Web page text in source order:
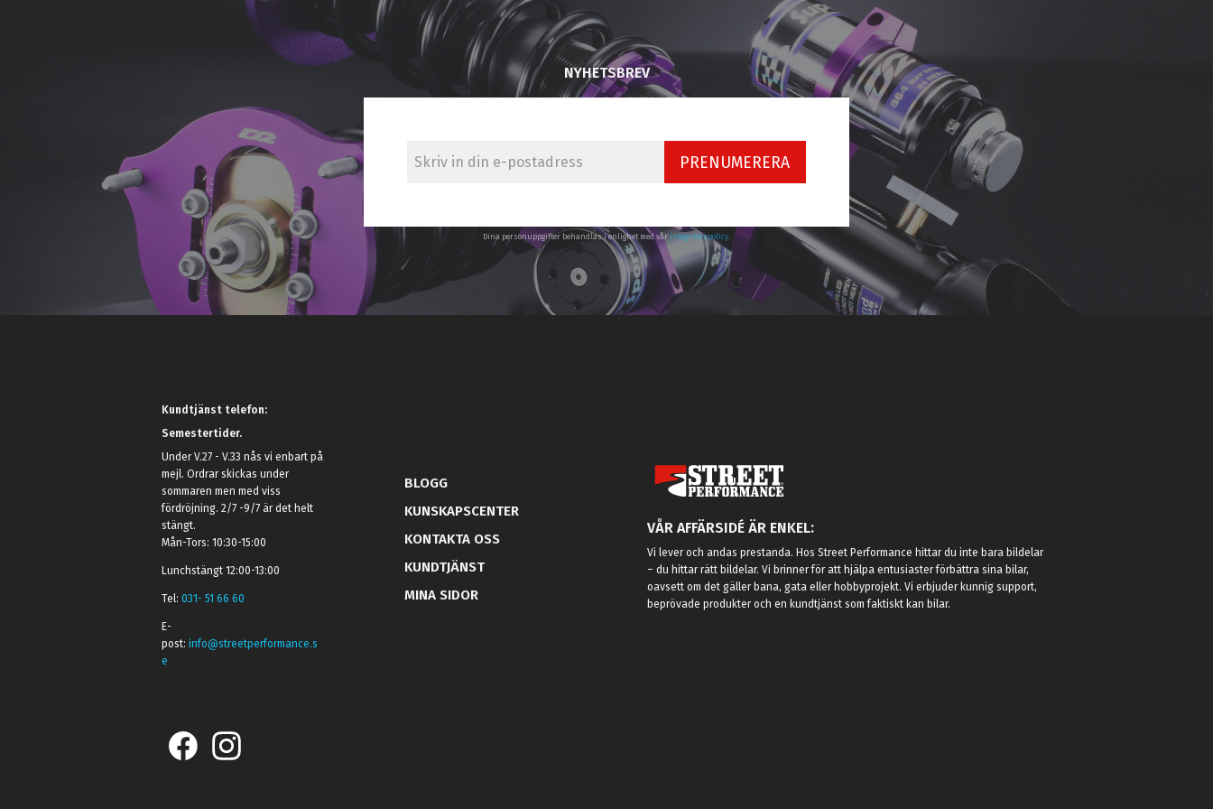
NYHETSBREV
PRENUMERERA
Dina personuppgifter behandlas i enlighet med vår integritetspolicy
Kundtjänst telefon:
Semestertider.
Under V.27 - V.33 nås vi enbart på
mejl. Ordrar skickas under
sommaren men med viss
fördröjning. 2/7 -9/7 är det helt
stängt.
Mån-Tors: 10:30-15:00
Lunchstängt 12:00-13:00
Tel:031- 51 66 60
E-
post:info@streetperformance.s
e
BLOGG
KUNSKAPSCENTER
KONTAKTA OSS
KUNDTJÄNST
MINA SIDOR
VÅR AFFÄRSIDÉ ÄR ENKEL:
Vi lever och andas prestanda. Hos Street Performance hittar du inte bara bildelar
– du hittar rätt bildelar. Vi brinner för att hjälpa entusiaster förbättra sina bilar,
oavsett om det gäller bana, gata eller hobbyprojekt. Vi erbjuder kunnig support,
beprövade produkter och en kundtjänst som faktiskt kan bilar.